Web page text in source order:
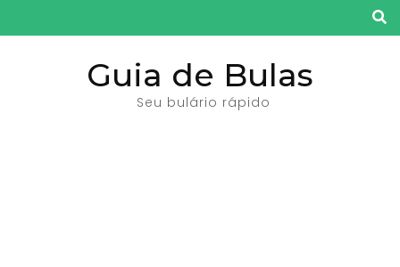
para
Guia de Bulas
Seu bulário rápido